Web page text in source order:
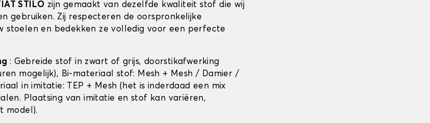
STILO zijn gemaakt van dezelfde kwaliteit stof die wij
gebruiken. Zij respecteren de oorspronkelijke
stoelen en bedekken ze volledig voor een perfecte
: Gebreide stof in zwart of grijs, doorstikafwerking
mogelijk), Bi-materiaal stof: Mesh + Mesh / Damier /
in imitatie: TEP + Mesh (het is inderdaad een mix
Plaatsing van imitatie en stof kan variëren,
model).